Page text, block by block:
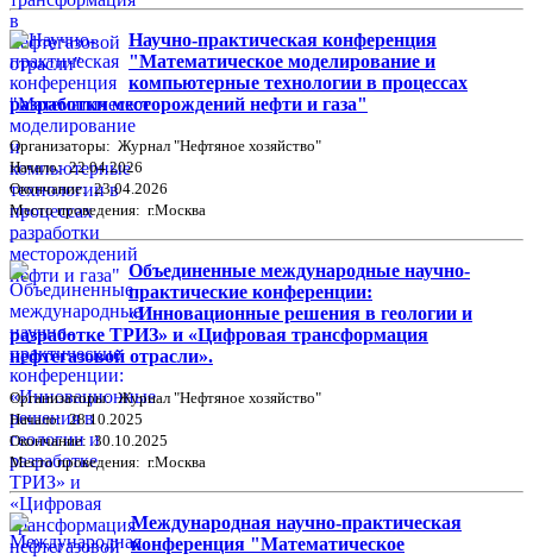
Научно-практическая конференция
"Математическое моделирование и
компьютерные технологии в процессах
разработки месторождений нефти и газа"
Организаторы: Журнал "Нефтяное хозяйство"
Начало: 22.04.2026
Окончание: 23.04.2026
Место проведения: г.Москва
Объединенные международные научно-
практические конференции:
«Инновационные решения в геологии и
разработке ТРИЗ» и «Цифровая трансформация
нефтегазовой отрасли».
Организаторы: Журнал "Нефтяное хозяйство"
Начало: 28.10.2025
Окончание: 30.10.2025
Место проведения: г.Москва
Международная научно-практическая
конференция "Математическое